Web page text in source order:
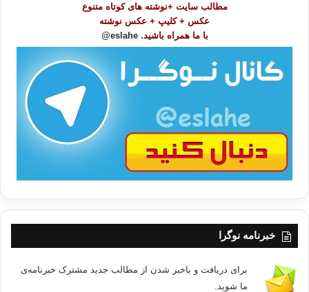
مطالب سایت +نوشته های کوتاه متنوع
عکس + کلیپ + عکس نوشته
با ما همراه باشید. eslahe@
خبرنامه نوگرا
برای دریافت و باخبر شدن از مطالب جدید مشترک خبرنامه‌ی
ما شوید.